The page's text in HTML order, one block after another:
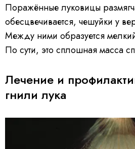
Поражённые луковицы
обесцвечивается, чешуйки у
Между ними образуется
По сути, это сплошная масса
Лечение и
гнили лука